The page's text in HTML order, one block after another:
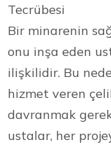
Tecrübesi
Bir minarenin
onu inşa eden
ilişkilidir. Bu
hizmet veren
davranmak
ustalar, her